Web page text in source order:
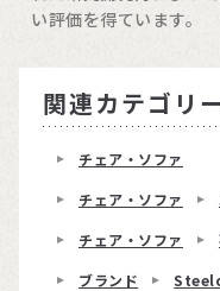
い評価を得ています。
関連カテゴリ
チェア・ソファ
チェア・ソファ
チェア・ソファ
ブランド